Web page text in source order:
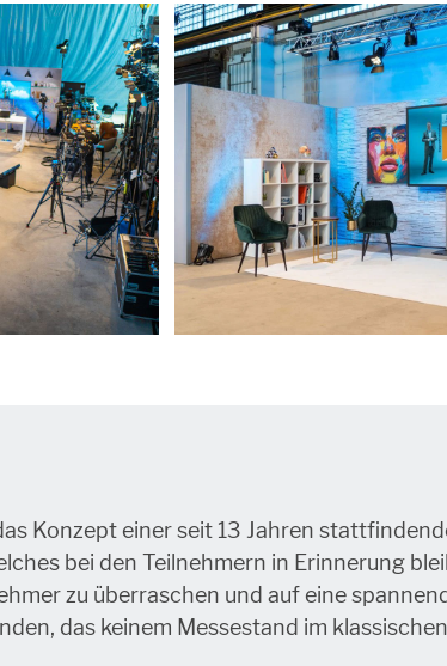
Konzept einer seit 13 Jahren
bei den Teilnehmern in Erinnerung
zu überraschen und auf eine
das keinem Messestand im